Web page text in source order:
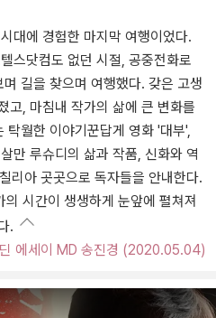
대에 경험한 마지막 여행이었다.
스닷컴도 없던 시절, 공중전화로
길을 찾으며 여행했다. 갖은 고생
고, 마침내 작가의 삶에 큰 변화를
탁월한 이야기꾼답게 영화 '대부',
만 루슈디의 삶과 작품, 신화와 역
리아 곳곳으로 독자들을 안내한다.
시간이 생생하게 눈앞에 펼쳐져
.
에세이 MD 송진경 (2020.05.04)